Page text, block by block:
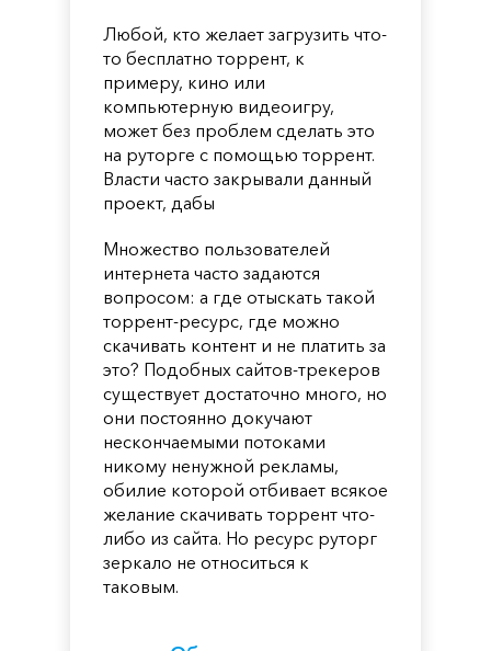
Любой, кто желает загрузить что-
то бесплатно торрент, к
примеру, кино или
компьютерную видеоигру,
может без проблем сделать это
на руторге с помощью торрент.
Власти часто закрывали данный
проект, дабы
Множество пользователей
интернета часто задаются
вопросом: а где отыскать такой
торрент-ресурс, где можно
скачивать контент и не платить за
это? Подобных сайтов-трекеров
существует достаточно много, но
они постоянно докучают
нескончаемыми потоками
никому ненужной рекламы,
обилие которой отбивает всякое
желание скачивать торрент что-
либо из сайта. Но ресурс руторг
зеркало не относиться к
таковым.